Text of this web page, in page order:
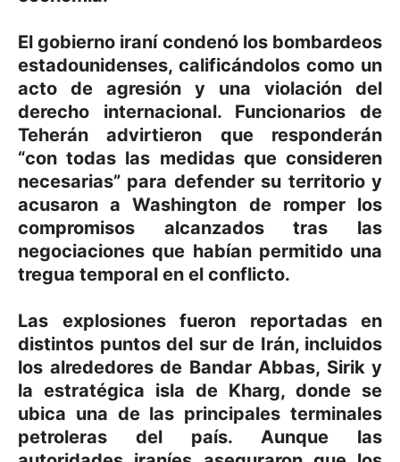
El gobierno iraní condenó los bombardeos
estadounidenses, calificándolos como un
acto de agresión y una violación del
derecho internacional. Funcionarios de
Teherán advirtieron que responderán
“con todas las medidas que consideren
necesarias” para defender su territorio y
acusaron a Washington de romper los
compromisos alcanzados tras las
negociaciones que habían permitido una
tregua temporal en el conflicto.
Las explosiones fueron reportadas en
distintos puntos del sur de Irán, incluidos
los alrededores de Bandar Abbas, Sirik y
la estratégica isla de Kharg, donde se
ubica una de las principales terminales
petroleras del país. Aunque las